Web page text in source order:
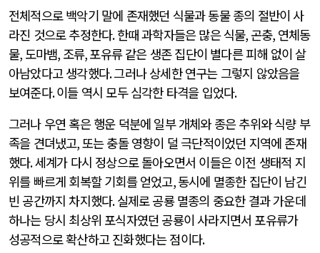
전체적으로 백악기 말에 존재했던 식물과 동물 종의 절반이 사
라진 것으로 추정한다.한때 과학자들은 많은 식물, 곤충, 연체동
물, 도마뱀, 조류,포유류 같은 생존 집단이 별다른 피해 없이 살
아남았다고 생각했다.그러나 상세한 연구는 그렇지 않았음을
보여준다.이들 역시 모두 심각한 타격을 입었다.
그러나 우연 혹은 행운 덕분에 일부 개체와 종은 추위와 식량 부
족을 견뎌냈고,또는 충돌 영향이 덜 극단적이었던 지역에 존재
했다.세계가 다시 정상으로 돌아오면서 이들은 이전 생태적 지
위를 빠르게 회복할 기회를 얻었고,동시에 멸종한 집단이 남긴
빈 공간까지 차지했다.실제로 공룡 멸종의 중요한 결과 가운데
하나는 당시 최상위 포식자였던 공룡이 사라지면서 포유류가
성공적으로 확산하고 진화했다는 점이다.